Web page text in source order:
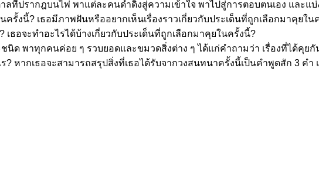
ที่ปรากฎบนไพ่ พาแต่ละคนดำดิ่งสู่ความเข้าใจ พาไปสู่การตอบตนเอง และแ
งนี้? เธอมีภาพฝันหรืออยากเห็นเรื่องราวเกี่ยวกับประเด็นที่ถูกเลือกมาคุยใน
ธอจะทำอะไรได้บ้างเกี่ยวกับประเด็นที่ถูกเลือกมาคุยในครั้งนี้?
พาทุกคนค่อย ๆ รวบยอดและขมวดสิ่งต่าง ๆ ได้แก่คำถามว่า เรื่องที่ได้คุยกั
หากเธอจะสามารถสรุปสิ่งที่เธอได้รับจากวงสนทนาครั้งนี้เป็นคำพูดสัก 3 คำ